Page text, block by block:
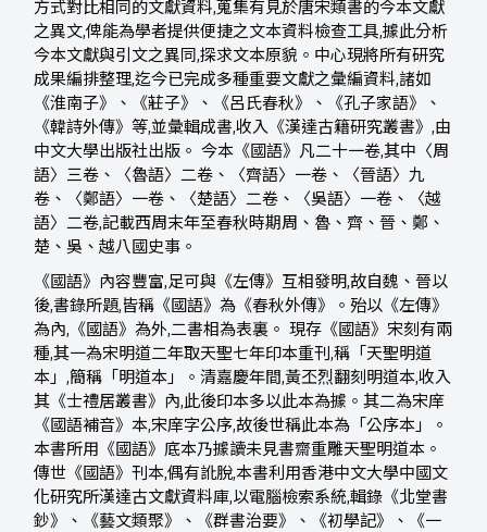
方式對比相同的文獻資料,蒐集有見於唐宋類書的今本文獻
之異文,俾能為學者提供便捷之文本資料檢查工具,據此分析
今本文獻與引文之異同,探求文本原貌。中心現將所有研究
成果編排整理,迄今已完成多種重要文獻之彙編資料,諸如
《淮南子》、《莊子》、《呂氏春秋》、《孔子家語》、
《韓詩外傳》等,並彙輯成書,收入《漢達古籍研究叢書》,由
中文大學出版社出版。 今本《國語》凡二十一卷,其中〈周
語〉三卷、〈魯語〉二卷、〈齊語〉一卷、〈晉語〉九
卷、〈鄭語〉一卷、〈楚語〉二卷、〈吳語〉一卷、〈越
語〉二卷,記載西周末年至春秋時期周、魯、齊、晉、鄭、
楚、吳、越八國史事。
《國語》內容豐富,足可與《左傳》互相發明,故自魏、晉以
後,書錄所題,皆稱《國語》為《春秋外傳》。殆以《左傳》
為內,《國語》為外,二書相為表裏。 現存《國語》宋刻有兩
種,其一為宋明道二年取天聖七年印本重刊,稱「天聖明道
本」,簡稱「明道本」。清嘉慶年間,黃丕烈翻刻明道本,收入
其《士禮居叢書》內,此後印本多以此本為據。其二為宋庠
《國語補音》本,宋庠字公序,故後世稱此本為「公序本」。
本書所用《國語》底本乃據讀未見書齋重雕天聖明道本。
傳世《國語》刊本,偶有訛脫,本書利用香港中文大學中國文
化研究所漢達古文獻資料庫,以電腦檢索系統,輯錄《北堂書
鈔》、《藝文類聚》、《群書治要》、《初學記》、《一